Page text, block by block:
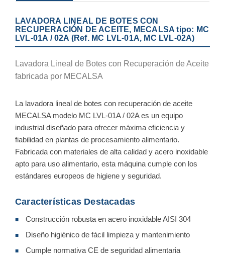
LAVADORA LINEAL DE BOTES CON
RECUPERACIÓN DE ACEITE, MECALSA tipo: MC
LVL-01A / 02A (Ref. MC LVL-01A, MC LVL-02A)
Lavadora Lineal de Botes con Recuperación de Aceite
fabricada por MECALSA
La lavadora lineal de botes con recuperación de aceite
MECALSA modelo MC LVL-01A / 02A es un equipo
industrial diseñado para ofrecer máxima eficiencia y
fiabilidad en plantas de procesamiento alimentario.
Fabricada con materiales de alta calidad y acero inoxidable
apto para uso alimentario, esta máquina cumple con los
estándares europeos de higiene y seguridad.
Características Destacadas
■ Construcción robusta en acero inoxidable AISI 304
■ Diseño higiénico de fácil limpieza y mantenimiento
■ Cumple normativa CE de seguridad alimentaria